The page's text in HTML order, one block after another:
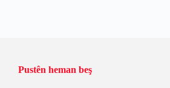
Pustên heman beş